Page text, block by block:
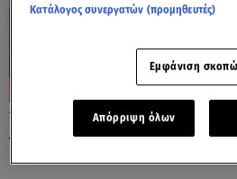
Τα Λόγια Ενός Αγοριού Στον
Αδερφό Του Με Σύνδρομο
Κατάλογος συνεργατών (προμηθευτές)
Εμφάνιση
Απόρριψη όλων